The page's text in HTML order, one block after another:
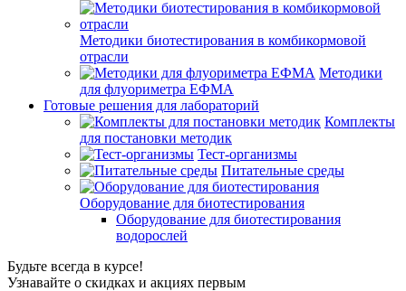
Методики биотестирования в комбикормовой
отрасли
Методики
для флуориметра ЕФМА
Готовые решения для лабораторий
Комплекты
для постановки методик
Тест-организмы
Питательные среды
Оборудование для биотестирования
Оборудование для биотестирования
водорослей
Будьте всегда в курсе!
Узнавайте о скидках и акциях первым